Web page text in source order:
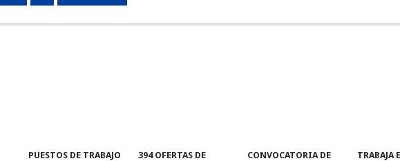
PUESTOS DE TRABAJO
394 OFERTAS DE
CONVOCATORIA DE
TRABAJA